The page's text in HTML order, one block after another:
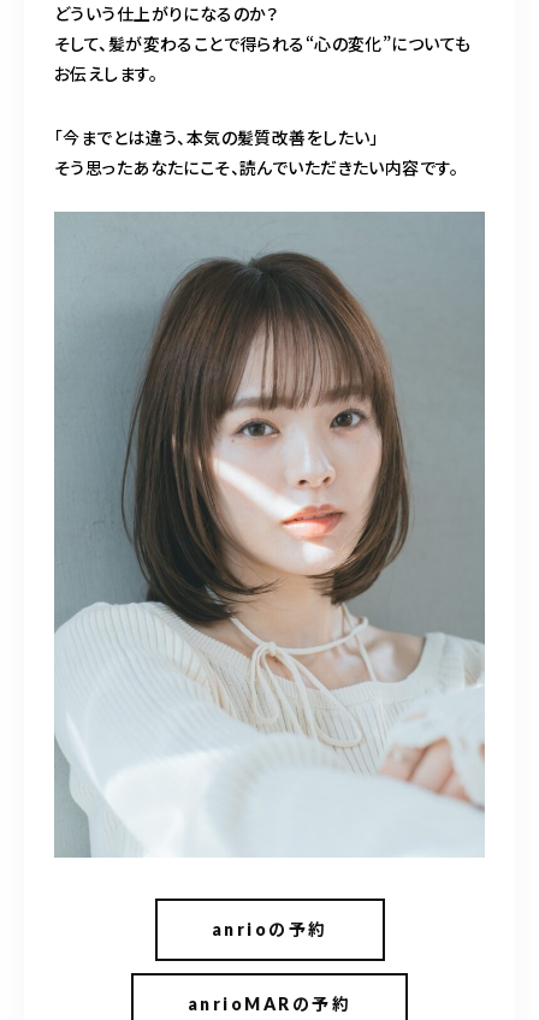
どういう仕上がりになるのか？
そして、髪が変わることで得られる“心の変化”についても
お伝えします。
「今までとは違う、本気の髪質改善をしたい」
そう思ったあなたにこそ、読んでいただきたい内容です。
anrioの予約
anrioMARの予約
098-917-5366